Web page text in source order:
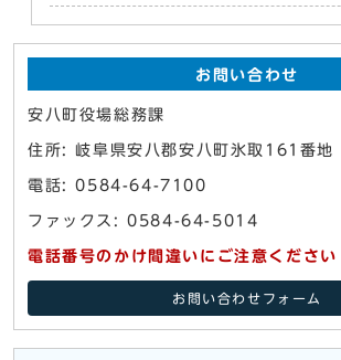
お問い合わせ
安八町役場総務課
住所: 岐阜県安八郡安八町氷取161番地
電話: 0584-64-7100
ファックス: 0584-64-5014
電話番号のかけ間違いにご注意ください
お問い合わせフォーム